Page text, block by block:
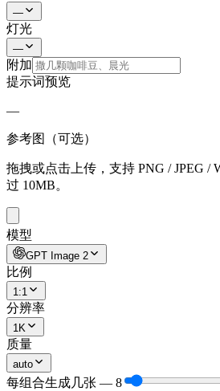
—
灯光
—
附加
提示词预览
—
参考图（可选）
拖拽或点击上传，支持 PNG / JPEG /
过 10MB。
模型
GPT Image 2
比例
1:1
分辨率
1K
质量
auto
每组合生成几张 — 8